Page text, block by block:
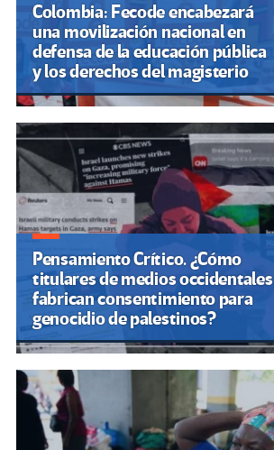
Colombia: Fecode encabezará
una movilización nacional en
defensa de la educación pública
y los derechos del magisterio
Pensamiento Crítico. ¿Cómo
titulares de medios occidentales
fabrican consentimiento para
genocidio de palestinos?